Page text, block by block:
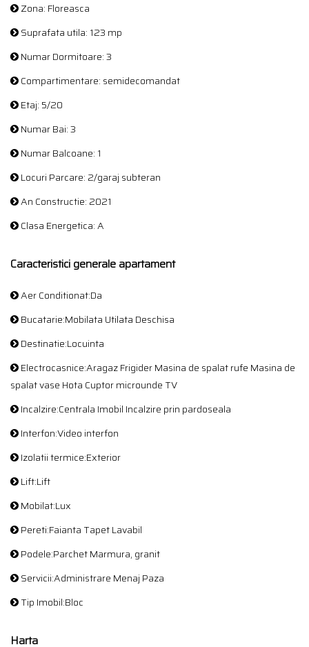
Zona: Floreasca
Suprafata utila: 123 mp
Numar Dormitoare: 3
Compartimentare: semidecomandat
Etaj: 5/20
Numar Bai: 3
Numar Balcoane: 1
Locuri Parcare: 2/garaj subteran
An Constructie: 2021
Clasa Energetica: A
Caracteristici generale apartament
Aer Conditionat:Da
Bucatarie:Mobilata Utilata Deschisa
Destinatie:Locuinta
Electrocasnice:Aragaz Frigider Masina de spalat rufe Masina de
spalat vase Hota Cuptor microunde TV
Incalzire:Centrala Imobil Incalzire prin pardoseala
Interfon:Video interfon
Izolatii termice:Exterior
Lift:Lift
Mobilat:Lux
Pereti:Faianta Tapet Lavabil
Podele:Parchet Marmura, granit
Servicii:Administrare Menaj Paza
Tip Imobil:Bloc
Harta